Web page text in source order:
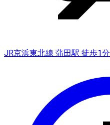
JR京浜東北線 蒲田駅 徒歩1分